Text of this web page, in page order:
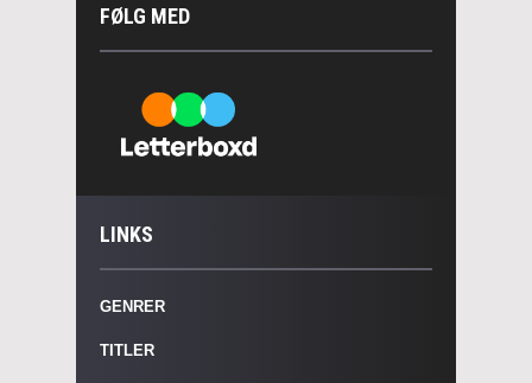
FØLG MED
LINKS
GENRER
TITLER